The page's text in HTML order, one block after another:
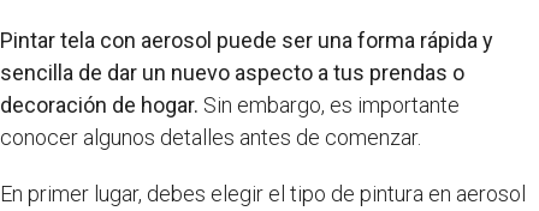
Pintar tela con aerosol puede ser una forma rápida y
sencilla de dar un nuevo aspecto a tus prendas o
decoración de hogar. Sin embargo, es importante
conocer algunos detalles antes de comenzar.
En primer lugar, debes elegir el tipo de pintura en aerosol